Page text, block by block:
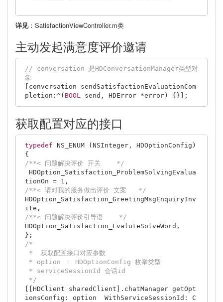
详见：SatisfactionViewController.m类
主动发起满意度评价邀请
// conversation 是HDConversationManager类型对
象
[conversation sendSatisfactionEvaluationCom
pletion:^( BOOL send, HDError *error
获取配置对应的接口
typedef NS_ENUM ( NSInteger , HDOptionConfig)
/**< 问题解决评价 开关    */
tionOn = 1
/**< 请对我的服务做出评价 文案   */
HDOption_Satisfaction_GreetingMsgEnquiryInv
/**< 问题解决评价引导语    */
HDOption_Satisfaction_EvaluteSolveWord,
/*
*/
[[HDClient sharedClient].chatManager getOpt
ionsConfig: option  WithServiceSessionId: C